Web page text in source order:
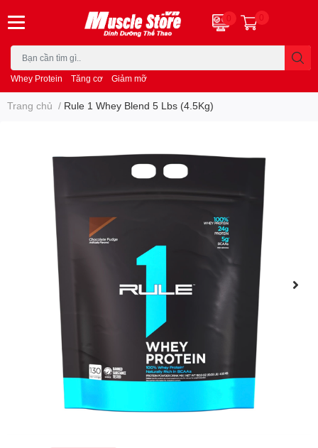
Whey Protein Tăng cơ Giảm mỡ
0 0
Trang chủ / Rule 1 Whey Blend 5 Lbs (4.5Kg)